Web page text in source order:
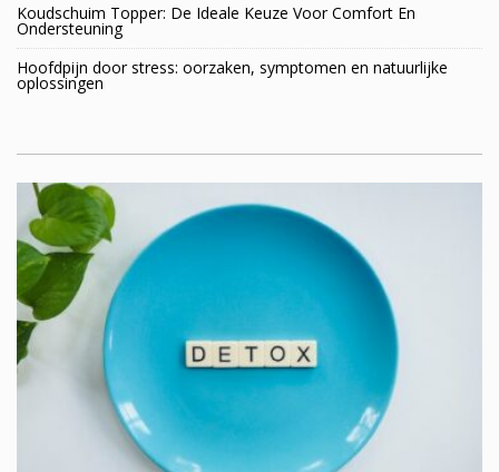
Koudschuim Topper: De Ideale Keuze Voor Comfort En
Ondersteuning
Hoofdpijn door stress: oorzaken, symptomen en natuurlijke
oplossingen